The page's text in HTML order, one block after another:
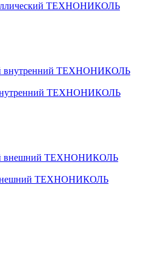
ТЕХНОНИКОЛЬ
внутренний ТЕХНОНИКОЛЬ
внешний ТЕХНОНИКОЛЬ